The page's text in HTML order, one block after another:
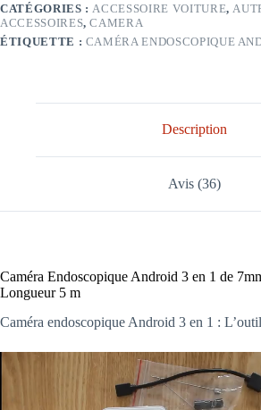
CATÉGORIES : ACCESSOIRE VOITURE,
ACCESSOIRES,CAMERA
ÉTIQUETTE : CAMÉRA ENDOSCOPIQUE
Description
Avis (36)
Caméra Endoscopique Android 3 en 1 de
Longueur 5 m
Caméra endoscopique Android 3 en 1 :
Lecteur
vidéo